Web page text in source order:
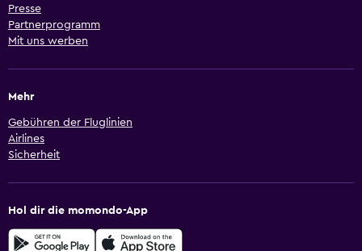
Presse
Partnerprogramm
Mit uns werben
Mehr
Gebühren der Fluglinien
Airlines
Sicherheit
Hol dir die momondo-App